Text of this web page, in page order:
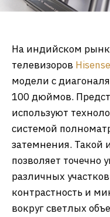
На индийском
телевизоров Hisense
модели с
100 дюймов.
используют
системой
затемнения.
позволяет точечно
различных
контрастность и
вокруг светлых